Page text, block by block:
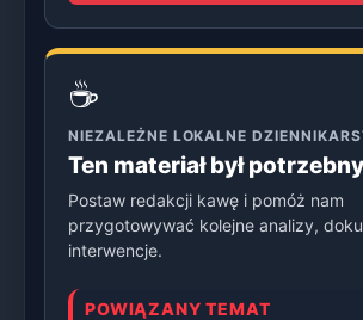
☕
NIEZALEŻNE LOKALNE
Ten materiał był
Postaw redakcji kawę i pomóż nam
przygotowywać kolejne analizy,
interwencje.
POWIĄZANY TEMAT